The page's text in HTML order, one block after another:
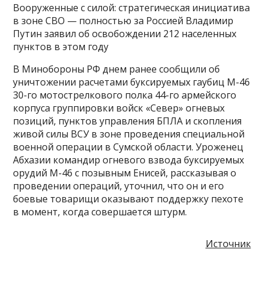
Вооруженные с силой: стратегическая инициатива
в зоне СВО — полностью за Россией Владимир
Путин заявил об освобождении 212 населенных
пунктов в этом году
В Минобороны РФ днем ранее сообщили об
уничтожении расчетами буксируемых гаубиц М-46
30-го мотострелкового полка 44-го армейского
корпуса группировки войск «Север» огневых
позиций, пунктов управления БПЛА и скопления
живой силы ВСУ в зоне проведения специальной
военной операции в Сумской области. Уроженец
Абхазии командир огневого взвода буксируемых
орудий М-46 с позывным Енисей, рассказывая о
проведении операций, уточнил, что он и его
боевые товарищи оказывают поддержку пехоте
в момент, когда совершается штурм.
Источник